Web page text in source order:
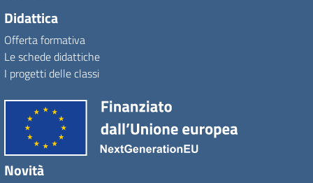
Didattica
Offerta formativa
Le schede didattiche
I progetti delle classi
Novità